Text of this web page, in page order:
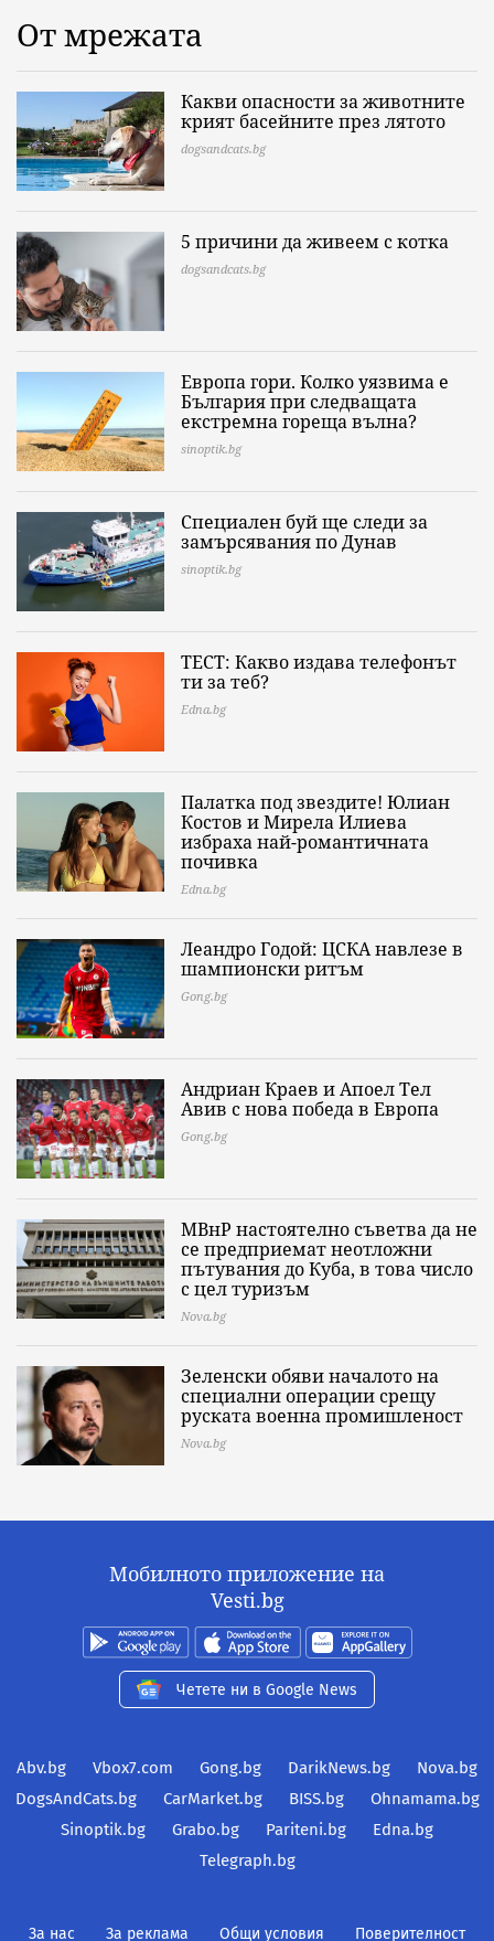
От мрежата
Какви опасности за животните
крият басейните през лятото
dogsandcats.bg
5 причини да живеем с котка
dogsandcats.bg
Европа гори. Колко уязвима е
България при следващата
екстремна гореща вълна?
sinoptik.bg
Специален буй ще следи за
замърсявания по Дунав
sinoptik.bg
ТЕСТ: Какво издава телефонът
ти за теб?
Edna.bg
Палатка под звездите! Юлиан
Костов и Мирела Илиева
избраха най-романтичната
почивка
Edna.bg
Леандро Годой: ЦСКА навлезе в
шампионски ритъм
Gong.bg
Андриан Краев и Апоел Тел
Авив с нова победа в Европа
Gong.bg
МВнР настоятелно съветва да не
се предприемат неотложни
пътувания до Куба, в това число
с цел туризъм
Nova.bg
Зеленски обяви началото на
специални операции срещу
руската военна промишленост
Nova.bg
Мобилното приложение на
Vesti.bg
Четете ни в Google News
Abv.bg Vbox7.com Gong.bg DarikNews.bg
Nova.bg
DogsAndCats.bg
CarMarket.bg BISS.bg
Ohnamama.bg
Sinoptik.bg
Grabo.bg Pariteni.bg
Edna.bg
Telegraph.bg
За нас За реклама Общи условия Поверителност